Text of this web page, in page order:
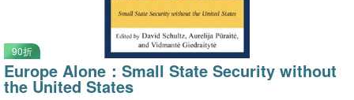
90折
Europe Alone：Small State Security without
the United States